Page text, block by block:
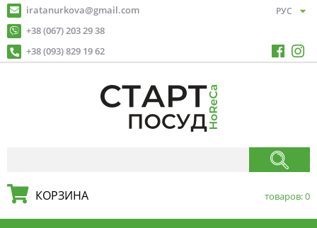
iratanurkova@gmail.com
+38 (067) 203 29 38
+38 (093) 829 19 62
КОРЗИНА товаров:0